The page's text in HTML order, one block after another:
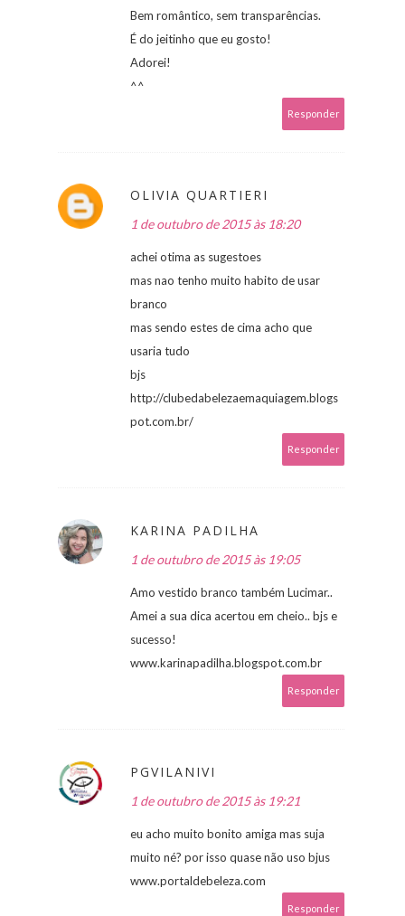
Bem romântico, sem transparências.
É do jeitinho que eu gosto!
Adorei!
^^
Responder
OLIVIA QUARTIERI
1 de outubro de 2015 às 18:20
achei otima as sugestoes
mas nao tenho muito habito de usar
branco
mas sendo estes de cima acho que
usaria tudo
bjs
http://clubedabelezaemaquiagem.blogs
pot.com.br/
Responder
KARINA PADILHA
1 de outubro de 2015 às 19:05
Amo vestido branco também Lucimar..
Amei a sua dica acertou em cheio.. bjs e
sucesso!
www.karinapadilha.blogspot.com.br
Responder
PGVILANIVI
1 de outubro de 2015 às 19:21
eu acho muito bonito amiga mas suja
muito né? por isso quase não uso bjus
www.portaldebeleza.com
Responder